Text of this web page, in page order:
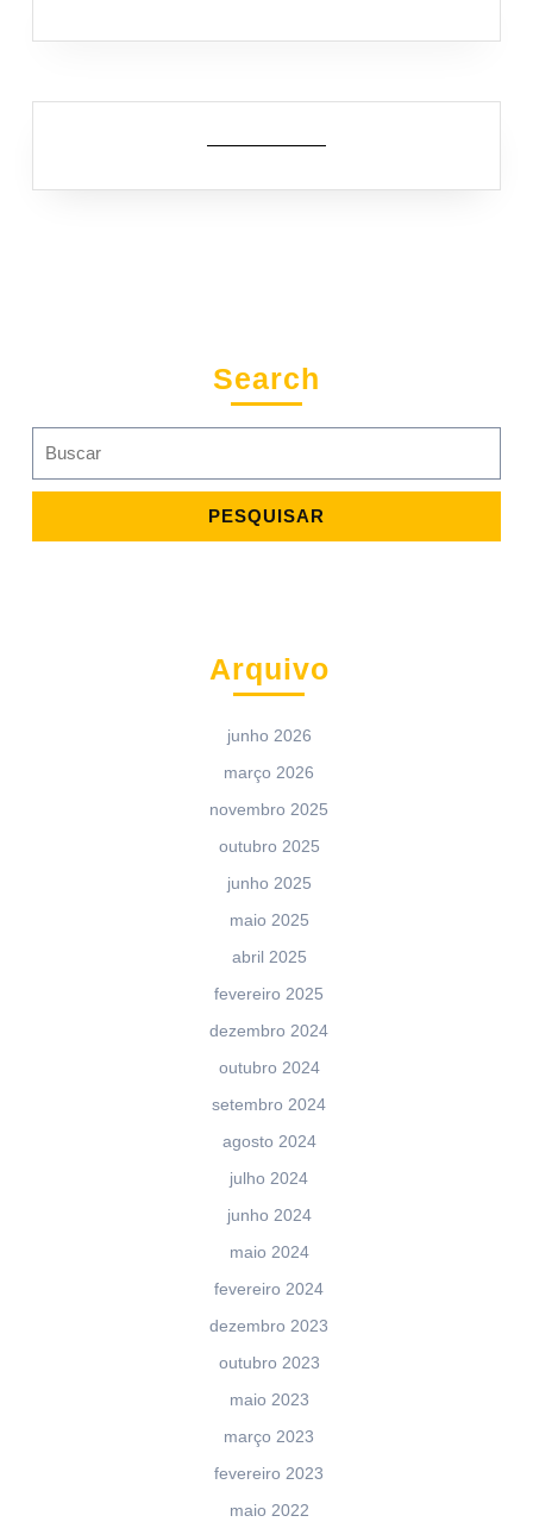
Search
for:
Arquivo
junho 2026
março 2026
novembro 2025
outubro 2025
junho 2025
maio 2025
abril 2025
fevereiro 2025
dezembro 2024
outubro 2024
setembro 2024
agosto 2024
julho 2024
junho 2024
maio 2024
fevereiro 2024
dezembro 2023
outubro 2023
maio 2023
março 2023
fevereiro 2023
maio 2022